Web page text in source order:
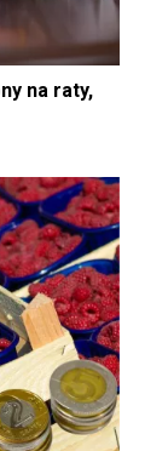
na raty,